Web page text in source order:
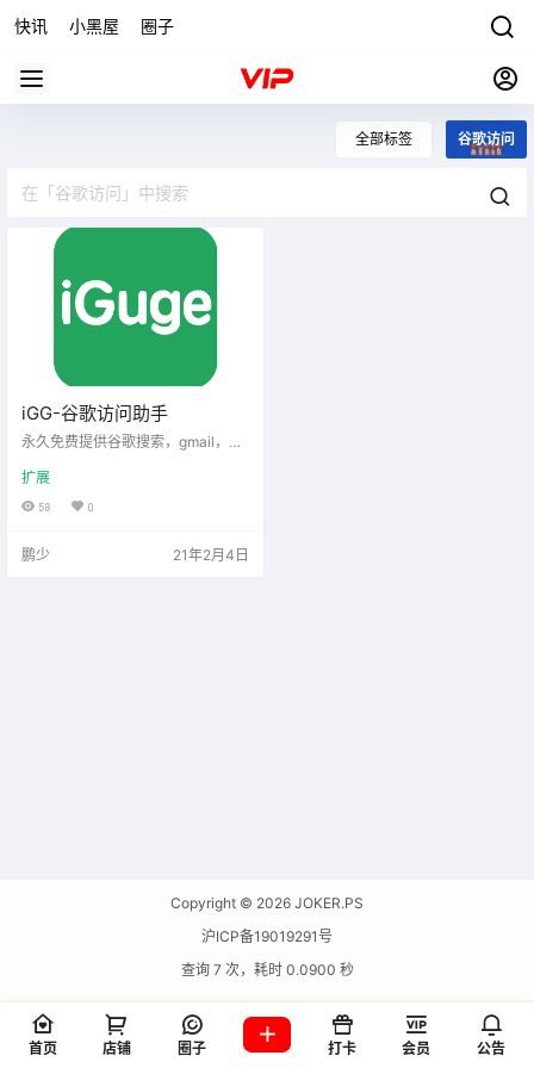
快讯 小黑屋 圈子
全部标签 谷歌访问
iGG-谷歌访问助手
永久免费提供谷歌搜索，gmail，Ch
产品加速访问。在东亚主要机房均
布有节点，会自动帮助用户分配最
捷
扩展
58 0
鹏少 21年2月4日
Copyright © 2026 JOKER.PS
沪ICP备19019291号
查询 7 次，耗时 0.0900 秒
首页 店铺 圈子 打卡 会员 公告